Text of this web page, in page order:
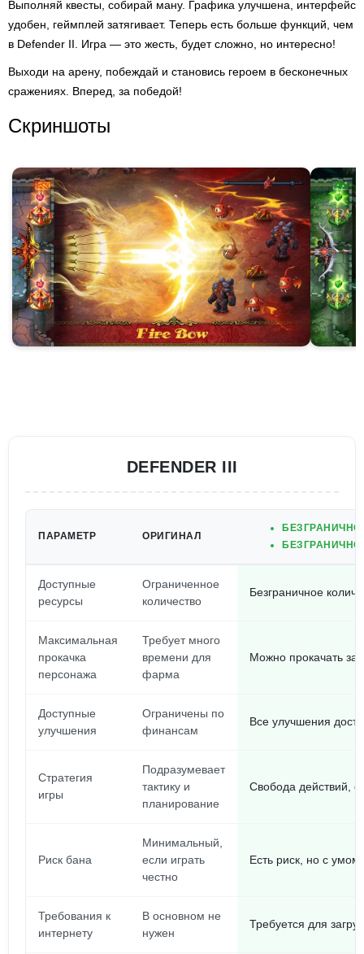
Выполняй квесты, собирай ману. Графика улучшена, интерфейс
удобен, геймплей затягивает. Теперь есть больше функций, чем
в Defender II. Игра — это жесть, будет сложно, но интересно!
Выходи на арену, побеждай и становись героем в бесконечных
сражениях. Вперед, за победой!
Скриншоты
DEFENDER III
ПАРАМЕТР ОРИГИНАЛ
Доступные
ресурсы
Ограниченное
количество
Безграничное
Максимальная
прокачка
персонажа
Требует много
времени для
фарма
Можно прокачать за
Доступные
улучшения
Ограничены по
финансам
Все улучшения
Стратегия
игры
Подразумевает
тактику и
планирование
Свобода действий,
Риск бана
Минимальный,
если играть
честно
Есть риск, но с
Требования к
интернету
В основном не
нужен
Требуется для